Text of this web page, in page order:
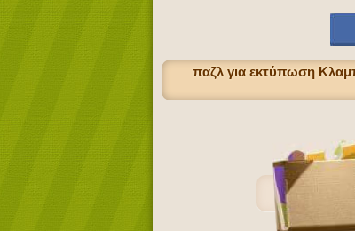
παζλ για εκτύπωση